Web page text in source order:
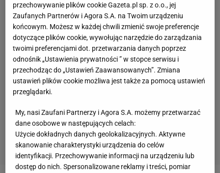
przechowywanie plików cookie Gazeta.pl sp. z o.o., jej
Zaufanych Partnerów i Agora S.A. na Twoim urządzeniu
końcowym. Możesz w każdej chwili zmienić swoje preferencje
dotyczące plików cookie, wywołując narzędzie do zarządzania
twoimi preferencjami dot. przetwarzania danych poprzez
odnośnik „Ustawienia prywatności ” w stopce serwisu i
przechodząc do „Ustawień Zaawansowanych”. Zmiana
ustawień plików cookie możliwa jest także za pomocą ustawień
przeglądarki.
My, nasi Zaufani Partnerzy i Agora S.A. możemy przetwarzać
dane osobowe w następujących celach:
Użycie dokładnych danych geolokalizacyjnych. Aktywne
skanowanie charakterystyki urządzenia do celów
identyfikacji. Przechowywanie informacji na urządzeniu lub
dostęp do nich. Spersonalizowane reklamy i treści, pomiar